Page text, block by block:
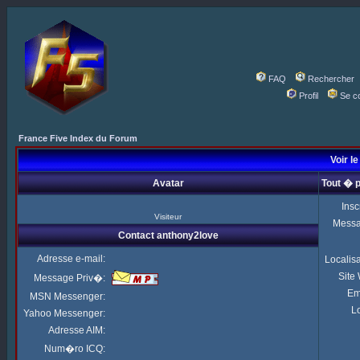
FAQ
Rechercher
Profil
Se
France Five Index du Forum
Voir
Avatar Tout �
Visiteur
Site
Contact anthony2love
Adresse e-mail:
Message Priv�:
MSN Messenger:
Yahoo Messenger:
Adresse AIM:
Num�ro ICQ: